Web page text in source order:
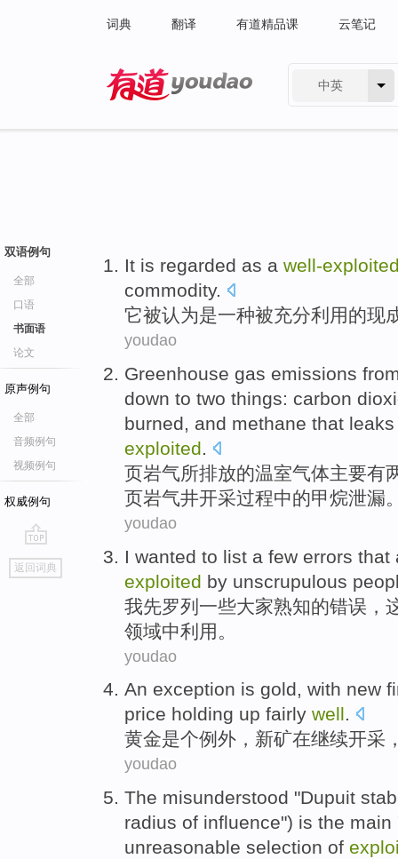
词典 翻译 有道精品课 云笔记
中英
双语例句
全部
口语
书面语
论文
原声例句
全部
音频例句
视频例句
权威例句
go
top
返回词典
It is regarded as a well-
commodity.
它被认为是一种被充分利用的现
youdao
Greenhouse gas emissions
down to two things: carbon
burned, and methane that
exploited.
页岩气所排放的温室气体主要有
页岩气井开采过程中的甲烷泄漏
youdao
I wanted to list a few errors that
exploited by unscrupulous
我先罗列 一些大家熟知的错误 ，
领域中利用。
youdao
An exception is gold, with new
price holding up fairly well.
黄金是个例外， 新矿在继续开采
youdao
The misunderstood "Dupuit
radius of influence") is the main
unreasonable selection of